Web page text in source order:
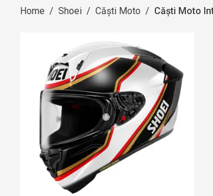
Home / Shoei / Căști Moto / Căști Moto